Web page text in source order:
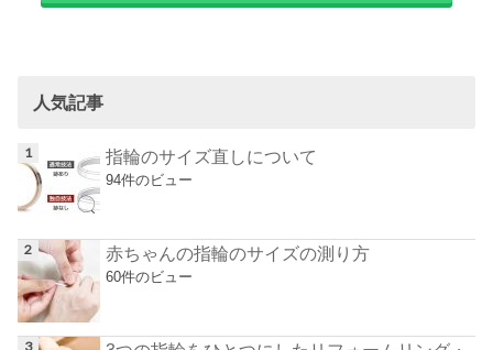
人気記事
指輪のサイズ直しについて
94件のビュー
赤ちゃんの指輪のサイズの測り方
60件のビュー